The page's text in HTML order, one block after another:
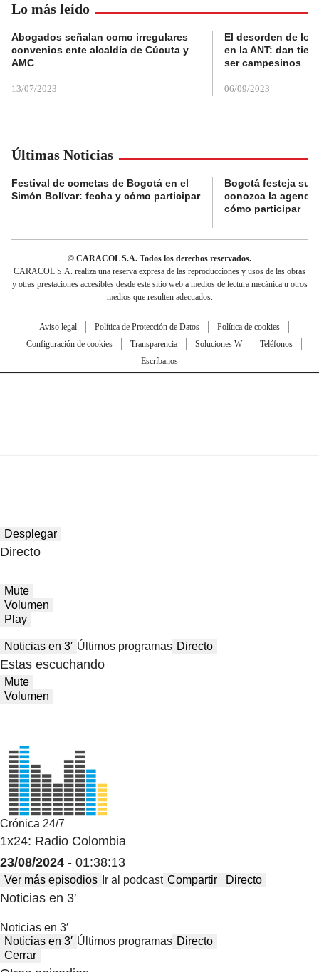
Lo más leído
Abogados señalan como irregulares
convenios ente alcaldía de Cúcuta y
AMC
13/07/2023
El desorden de
en la ANT: dan
ser campesinos
06/09/2023
Últimas Noticias
Festival de cometas de Bogotá en el
Simón Bolívar: fecha y cómo participar
Bogotá festeja su
conozca la
cómo participar
© CARACOL S.A. Todos los derechos reservados.
CARACOL S.A. realiza una reserva expresa de las reproducciones y usos de las obras
y otras prestaciones accesibles desde este sitio web a medios de lectura mecánica u otros
medios que resulten adecuados.
Aviso legal Política de Protección de Datos
Política de cookies
Configuración de cookies
Transparencia Soluciones W
Teléfonos
Escríbanos
Desplegar
Directo
Mute
Volumen
Play
Noticias en 3′ Últimos programas Directo
Estas escuchando
Mute
Volumen
Crónica 24/7
1x24: Radio Colombia
23/08/2024 - 01:38:13
Ver más episodios Ir al podcast Compartir Directo
Noticias en 3′
Noticias en 3′
Noticias en 3′ Últimos programas Directo
Cerrar